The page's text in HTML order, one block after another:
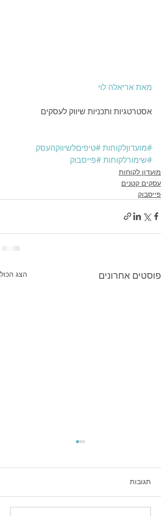
מאת אריאלה לוי
אסטרטגיות ותכניות שיווק לעסקים
#מועדוןלקוחות#טיפיםלשיווקהעסק
#שימורלקוחות#פייסבוק
מועדון לקוחות
עסקים קטנים
פייסבוק
פוסטים אחרונים הצג הכול
תגובות